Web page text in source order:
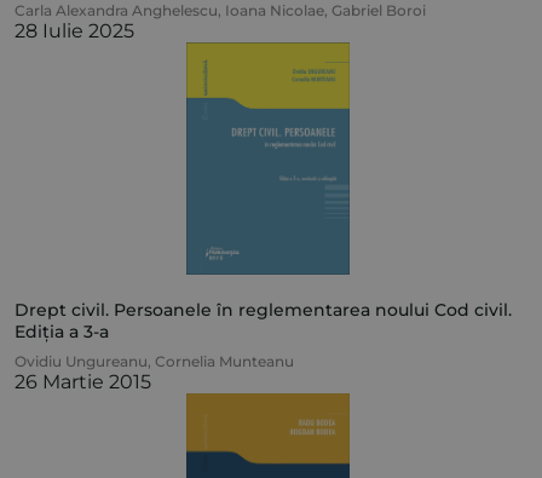
Carla Alexandra Anghelescu, Ioana Nicolae, Gabriel Boroi
28 Iulie 2025
Drept civil. Persoanele în reglementarea noului Cod civil.
Ediția a 3-a
Ovidiu Ungureanu, Cornelia Munteanu
26 Martie 2015